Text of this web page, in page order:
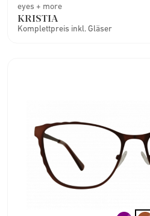
eyes + more
KRISTIA
Komplettpreis inkl. Gläser